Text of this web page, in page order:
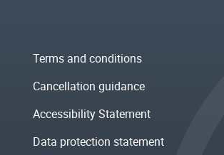
Terms and conditions
Cancellation guidance
Accessibility Statement
Data protection statement